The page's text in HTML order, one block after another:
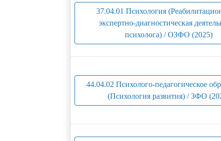
37.04.01 Психология
экспертно-диагностическая
психолога) / ОЗФО (2025)
44.04.02 Психолого-педагогическое
(Психология развития) / ЗФО